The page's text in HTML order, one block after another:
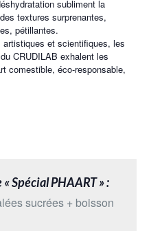
subliment la
textures surprenantes,
pétillantes.
artistiques et scientifiques, les
CRUDILAB exhalent les
comestible, éco-responsable,
Spécial PHAART » :
sucrées + boisson